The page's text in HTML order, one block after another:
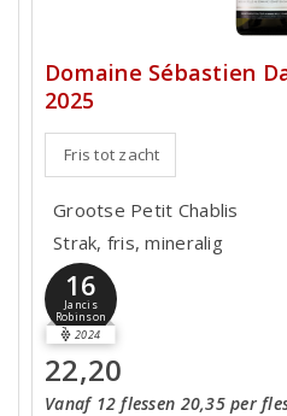
Domaine Sébastien
2025
Fris tot zacht
Grootse Petit Chablis
Strak, fris, mineralig
16
Jancis
Robinson
2024
22,20
Vanaf 12 flessen 20,35 per